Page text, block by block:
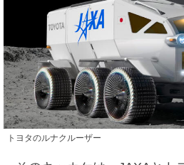
トヨタのルナクルーザー